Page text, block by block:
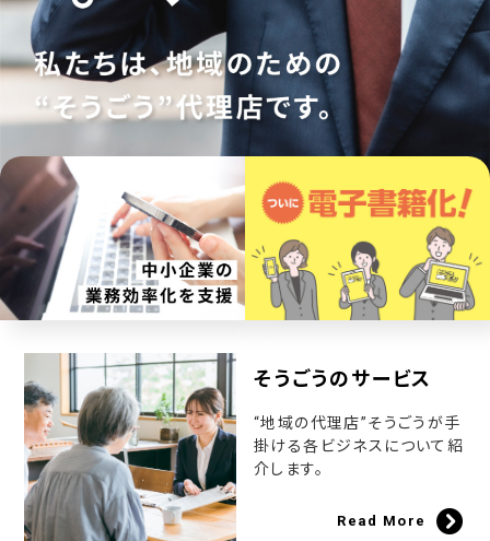
そうごうのサービス
“地域の代理店”そうごうが手
掛ける各ビジネスについて紹
介します。
Read More